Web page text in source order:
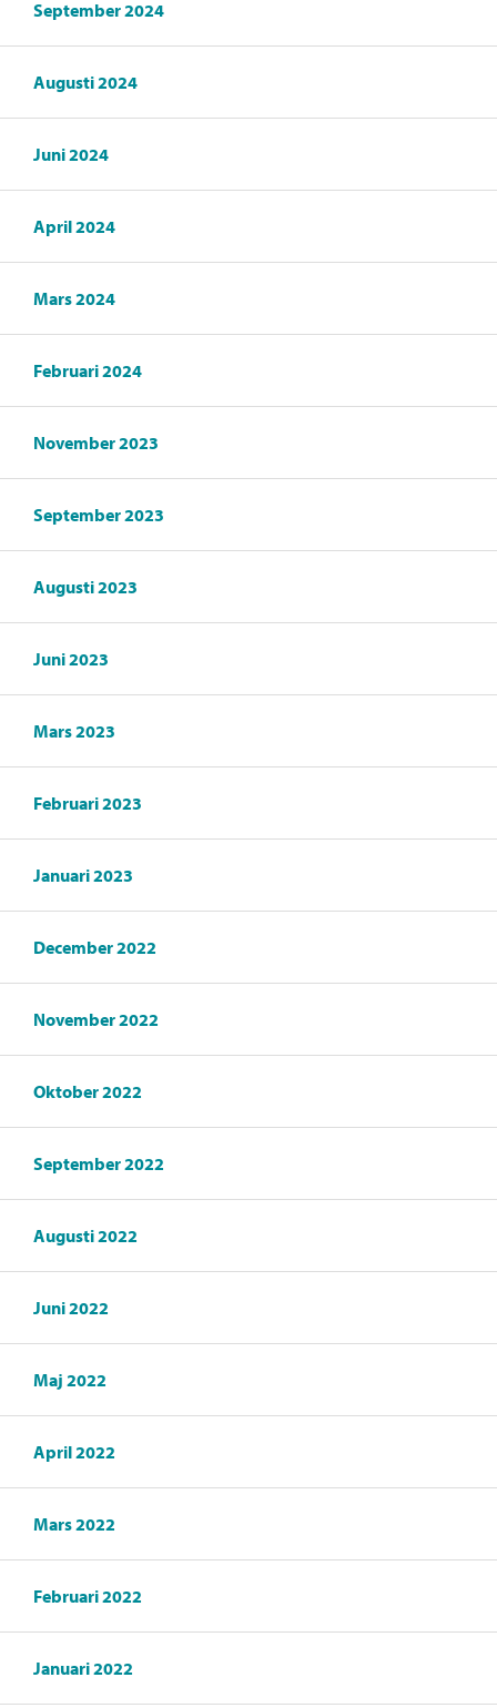
September 2024
Augusti 2024
Juni 2024
April 2024
Mars 2024
Februari 2024
November 2023
September 2023
Augusti 2023
Juni 2023
Mars 2023
Februari 2023
Januari 2023
December 2022
November 2022
Oktober 2022
September 2022
Augusti 2022
Juni 2022
Maj 2022
April 2022
Mars 2022
Februari 2022
Januari 2022